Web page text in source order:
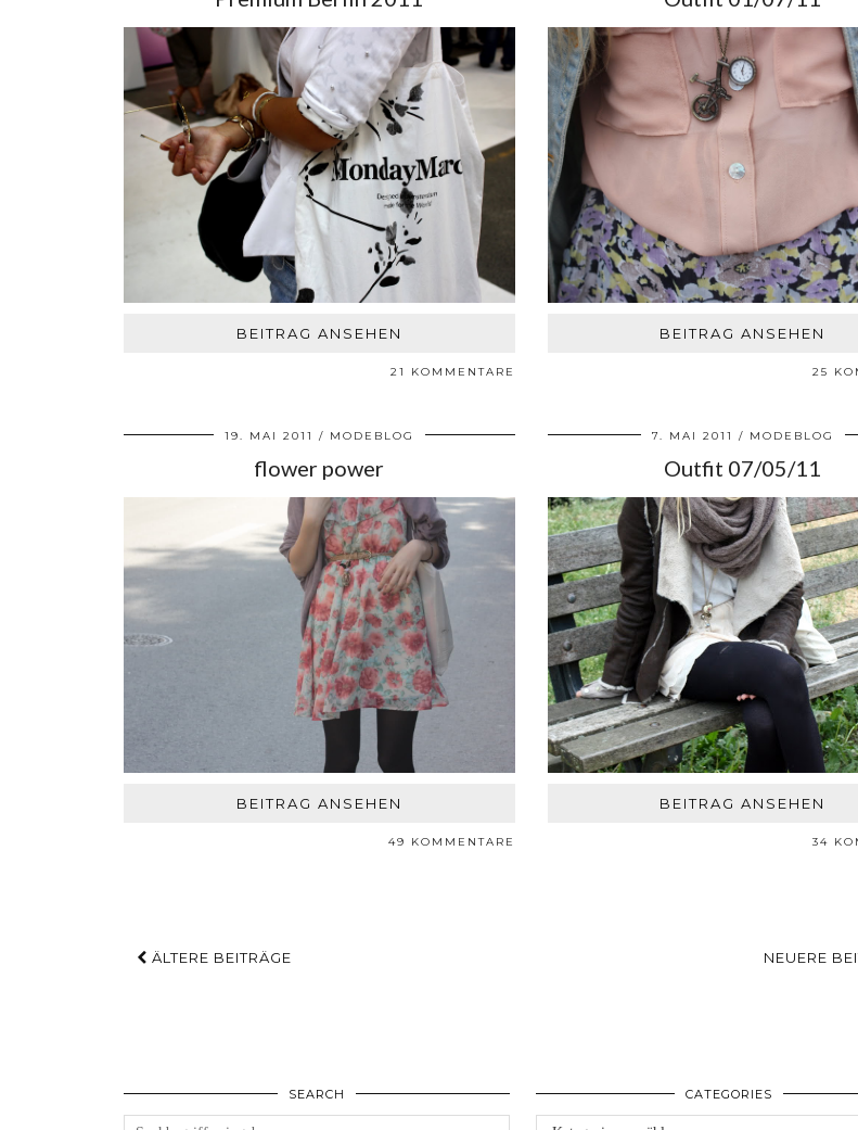
BEITRAG ANSEHEN
21 KOMMENTARE
BEITRAG ANSEHEN
25
19. MAI 2011 MODEBLOG
flower power
BEITRAG ANSEHEN
49 KOMMENTARE
7. MAI 2011 MODEBLOG
Outfit 07/05/11
BEITRAG ANSEHEN
34
ÄLTERE BEITRÄGE NEUERE
SEARCH CATEGORIES
Categories